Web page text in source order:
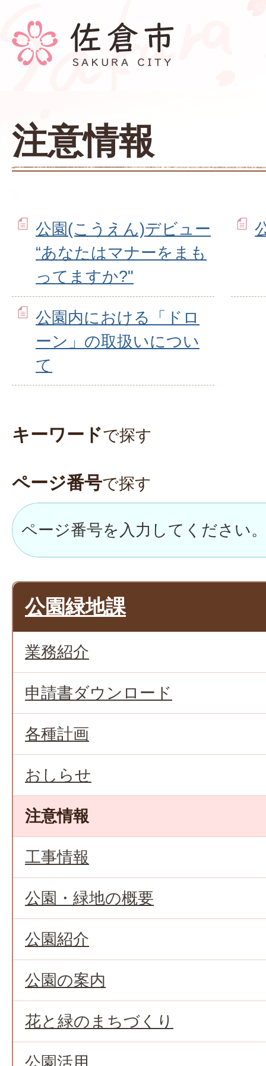
注意情報
公園(こうえん)デビュー
“あなたはマナーをまも
ってますか?"
公園内における「ドロ
ーン」の取扱いについ
て
キーワードで探す
ページ番号で探す
公園緑地課
業務紹介
申請書ダウンロード
各種計画
おしらせ
注意情報
工事情報
公園・緑地の概要
公園紹介
公園の案内
花と緑のまちづくり
公園活用